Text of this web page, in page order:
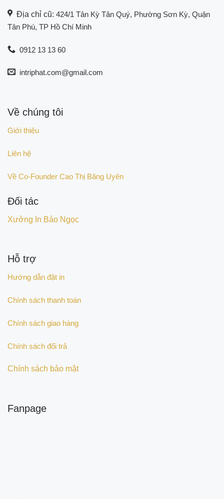
Địa chỉ cũ: 424/1 Tân Kỳ Tân Quý, Phường Sơn Kỳ, Quận
Tân Phú, TP Hồ Chí Minh
0912 13 13 60
intriphat.com@gmail.com
Về chúng tôi
Giới thiệu
Liên hệ
Về Co-Founder Cao Thị Băng Uyên
Đối tác
Xưởng In Bảo Ngọc
Hỗ trợ
Hướng dẫn đặt in
Chính sách thanh toán
Chính sách giao hàng
Chính sách đổi trả
Chính sách bảo mật
Fanpage